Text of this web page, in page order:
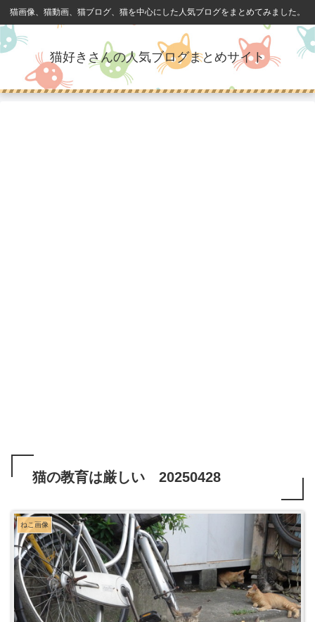
猫画像、猫動画、猫ブログ、猫を中心にした人気ブログをまとめてみました。
猫好きさんの人気ブログまとめサイト
猫の教育は厳しい 20250428
ねこ画像